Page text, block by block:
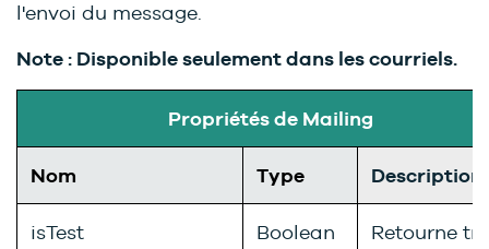
l'envoi du message.
Note : Disponible seulement dans les courriels.
Propriétés de Mailing
Nom Type Description
isTest Boolean
Retourne